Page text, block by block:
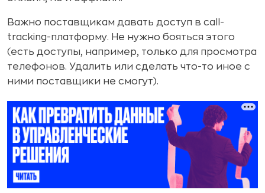
Важно поставщикам давать доступ в call-
tracking-платформу. Не нужно бояться этого
(есть доступы, например, только для просмотра
телефонов. Удалить или сделать что-то иное с
ними поставщики не смогут).